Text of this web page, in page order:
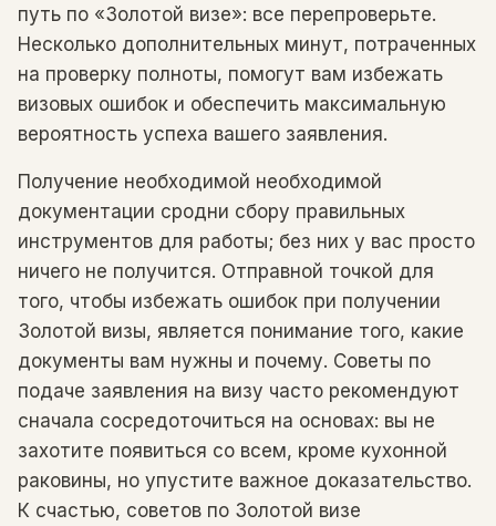
путь по «Золотой визе»: все перепроверьте.
Несколько дополнительных минут, потраченных
на проверку полноты, помогут вам избежать
визовых ошибок и обеспечить максимальную
вероятность успеха вашего заявления.
Получение необходимой необходимой
документации сродни сбору правильных
инструментов для работы; без них у вас просто
ничего не получится. Отправной точкой для
того, чтобы избежать ошибок при получении
Золотой визы, является понимание того, какие
документы вам нужны и почему. Советы по
подаче заявления на визу часто рекомендуют
сначала сосредоточиться на основах: вы не
захотите появиться со всем, кроме кухонной
раковины, но упустите важное доказательство.
К счастью, советов по Золотой визе